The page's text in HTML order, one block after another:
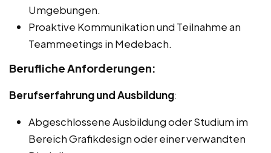
Umgebungen.
Proaktive Kommunikation und Teilnahme an
Teammeetings in Medebach.
Berufliche Anforderungen:
Berufserfahrung und Ausbildung:
Abgeschlossene Ausbildung oder Studium im
Bereich Grafikdesign oder einer verwandten